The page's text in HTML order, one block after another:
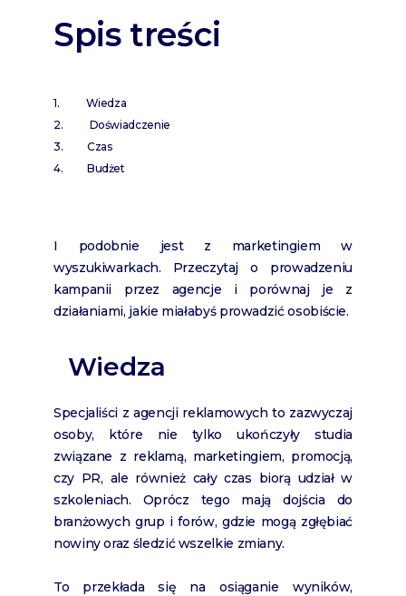
Spis treści
Wiedza
Doświadczenie
Czas
Budżet
I podobnie jest z marketingiem w
wyszukiwarkach. Przeczytaj o prowadzeniu
kampanii przez agencje i porównaj je z
działaniami, jakie miałabyś prowadzić osobiście.
Wiedza
Specjaliści z agencji reklamowych to zazwyczaj
osoby, które nie tylko ukończyły studia
związane z reklamą, marketingiem, promocją,
czy PR, ale również cały czas biorą udział w
szkoleniach. Oprócz tego mają dojścia do
branżowych grup i forów, gdzie mogą zgłębiać
nowiny oraz śledzić wszelkie zmiany.
To przekłada się na osiąganie wyników,